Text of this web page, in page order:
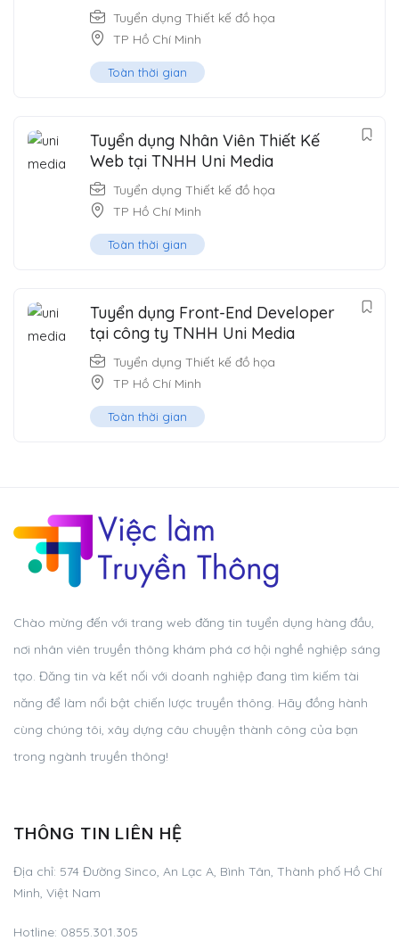
Tuyển dụng Thiết kế đồ họa
TP Hồ Chí Minh
Toàn thời gian
Tuyển dụng Nhân Viên Thiết Kế
Web tại TNHH Uni Media
Tuyển dụng Thiết kế đồ họa
TP Hồ Chí Minh
Toàn thời gian
Tuyển dụng Front-End Developer
tại công ty TNHH Uni Media
Tuyển dụng Thiết kế đồ họa
TP Hồ Chí Minh
Toàn thời gian
Chào mừng đến với trang web đăng tin tuyển dụng hàng đầu,
nơi nhân viên truyền thông khám phá cơ hội nghề nghiệp sáng
tạo. Đăng tin và kết nối với doanh nghiệp đang tìm kiếm tài
năng để làm nổi bật chiến lược truyền thông. Hãy đồng hành
cùng chúng tôi, xây dựng câu chuyện thành công của bạn
trong ngành truyền thông!
THÔNG TIN LIÊN HỆ
Địa chỉ: 574 Đường Sinco, An Lạc A, Bình Tân, Thành phố Hồ Chí
Minh, Việt Nam
Hotline: 0855.301.305